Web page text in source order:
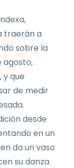
traerán a
sobre la
agosto,
y que
de medir
desde
en un
da un vaso
su danza.